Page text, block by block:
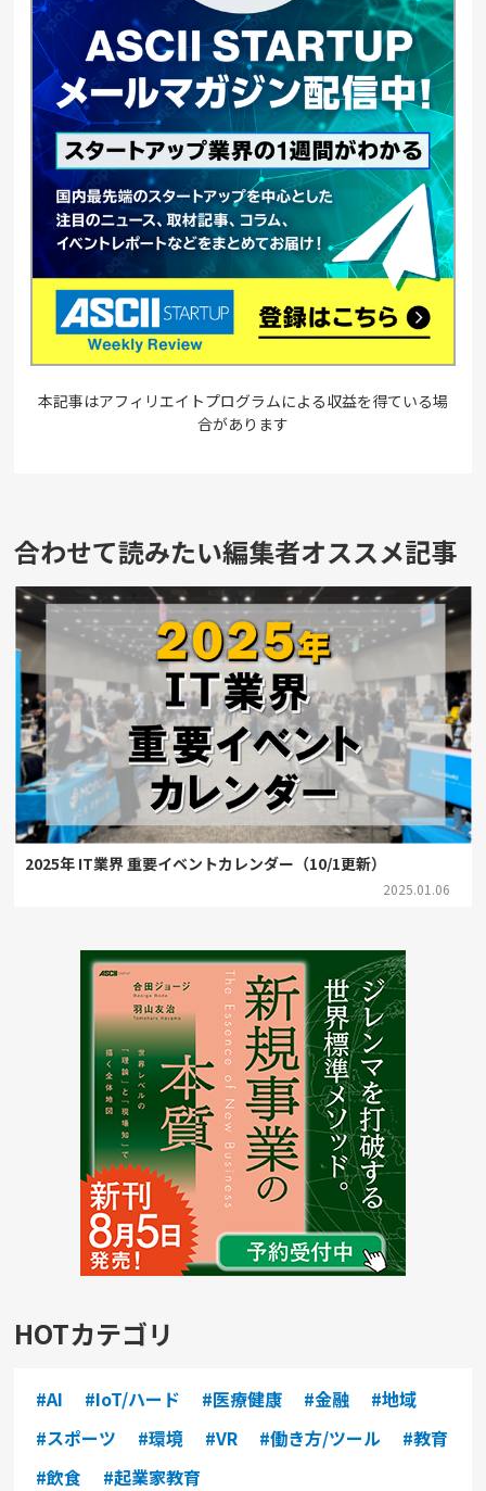
本記事はアフィリエイトプログラムによる収益を得ている場
合があります
合わせて読みたい編集者オススメ記事
2025年 IT業界 重要イベントカレンダー（10/1更新）
2025.01.06
HOTカテゴリ
#AI #IoT/ハード #医療健康 #金融
#地域
#スポーツ
#環境 #VR #働き方/ツール
#教育
#飲食
#起業家教育